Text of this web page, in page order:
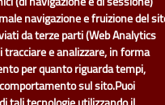
è il progetto "Open
Metropolitana di Genova.
a cura del Servizio Sistemi
per la parte di "dati" e
navigazione e fruizione del
da terze parti (Web Analytics
tracciare e analizzare, in forma
per quanto riguarda tempi,
sul sito.Puoi